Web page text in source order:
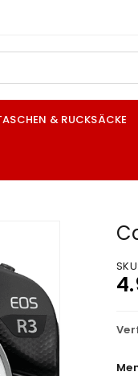
& RUCKSÄCKE
SKU: